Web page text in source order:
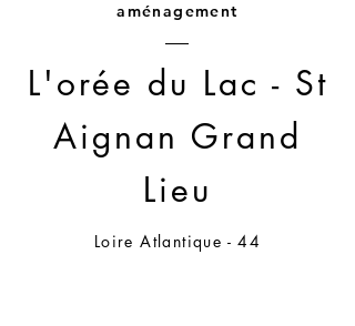
aménagement
L'orée du Lac - St
Aignan Grand
Lieu
Loire Atlantique - 44